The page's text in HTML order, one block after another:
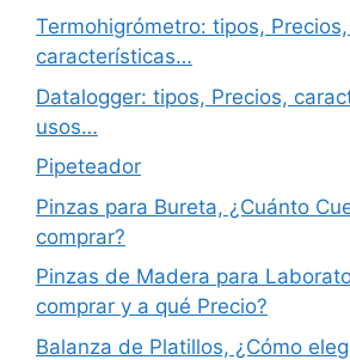
Termohigrómetro: tipos,
características…
Datalogger: tipos, Precios,
usos…
Pipeteador
Pinzas para Bureta, ¿Cuánto
comprar?
Pinzas de Madera para
comprar y a qué Precio?
Balanza de Platillos, ¿Cómo